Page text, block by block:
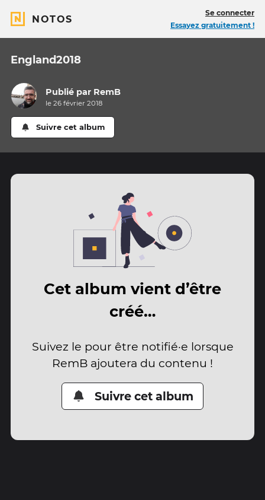
NOTOS
Se connecter
Essayez gratuitement !
England2018
Publié par RemB
le 26 février 2018
Suivre cet album
Cet album vient d’être
créé…
Suivez le pour être notifié·e lorsque
RemB ajoutera du contenu !
Suivre cet album